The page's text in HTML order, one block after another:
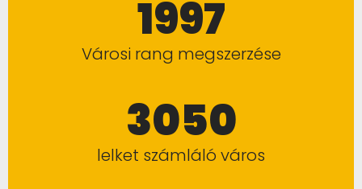
1997
Városi rang megszerzése
3050
lelket számláló város